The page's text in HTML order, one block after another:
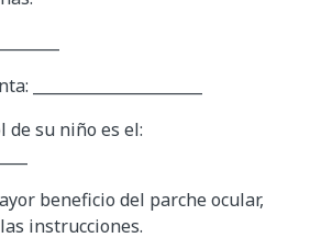
de su niño es el:
beneficio del parche ocular,
instrucciones.